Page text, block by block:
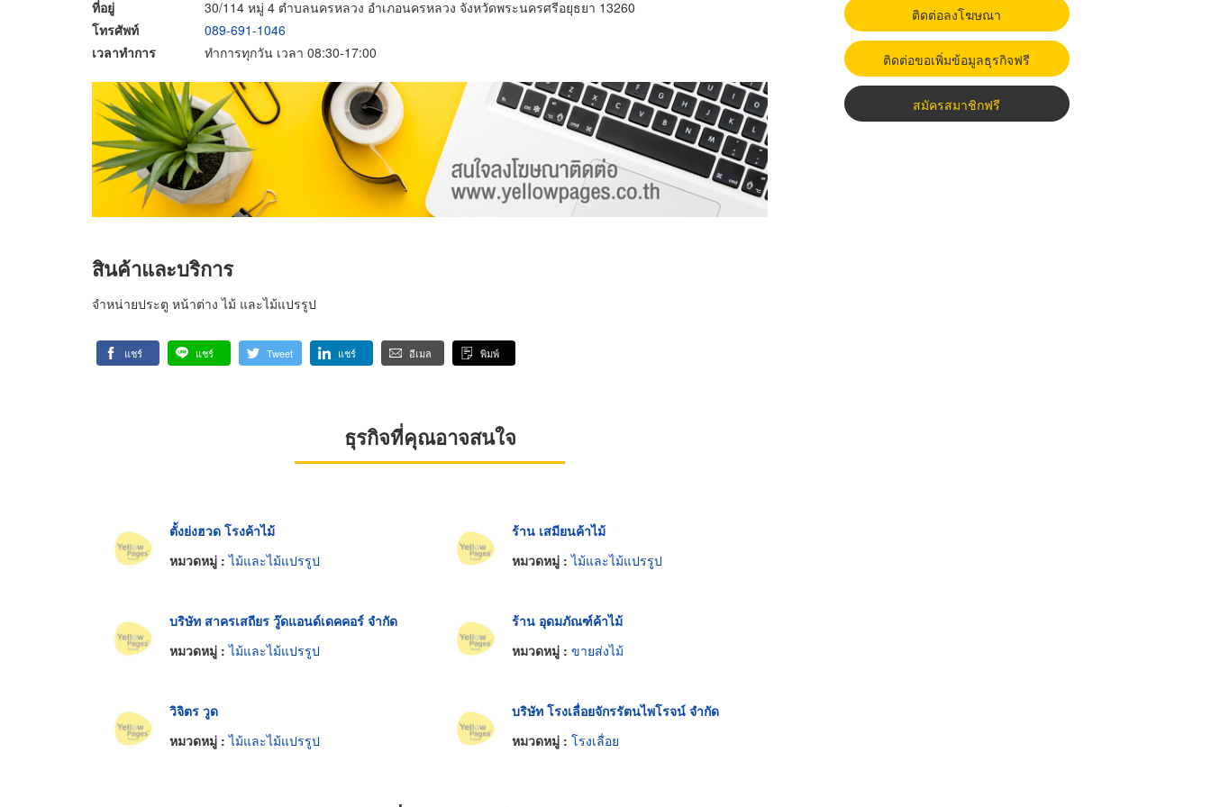
ที่อยู่
30/114 หมู่ 4 ตำบลนครหลวง อำเภอนครหลวง จังหวัดพระนครศรีอยุธยา 13260
โทรศัพท์
089-691-1046
เวลาทำการ
ทำการทุกวัน เวลา 08:30-17:00
สินค้าและบริการ
จำหน่ายประตู หน้าต่าง ไม้ และไม้แปรรูป
แชร์ แชร์ Tweet แชร์ อีเมล พิมพ์
ธุรกิจที่คุณอาจสนใจ
ตั้งย่งฮวด โรงค้าไม้
หมวดหมู่ :ไม้และไม้แปรรูป
ร้าน เสมียนค้าไม้
หมวดหมู่ :ไม้และไม้แปรรูป
บริษัท สาครเสถียร วู๊ดแอนด์เดคคอร์ จำกัด
หมวดหมู่ :ไม้และไม้แปรรูป
ร้าน อุดมภัณฑ์ค้าไม้
หมวดหมู่ : ขายส่งไม้
วิจิตร วูด
หมวดหมู่ :ไม้และไม้แปรรูป
บริษัท โรงเลื่อยจักรรัตนไพโรจน์ จำกัด
หมวดหมู่ : โรงเลื่อย
ติดต่อลงโฆษณา
ติดต่อขอเพิ่มข้อมูลธุรกิจฟรี
สมัครสมาชิกฟรี